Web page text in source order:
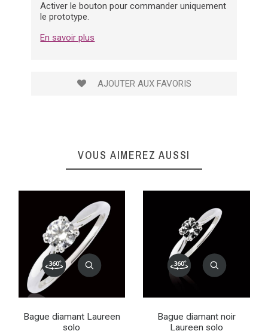
Activer le bouton pour commander uniquement
le prototype.
En savoir plus
AJOUTER AUX FAVORIS
VOUS AIMEREZ AUSSI
Bague diamant Laureen
solo
Bague diamant noir
Laureen solo